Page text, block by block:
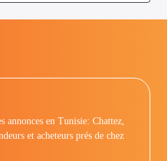
annonces en Tunisie: Chattez,
et acheteurs prés de chez